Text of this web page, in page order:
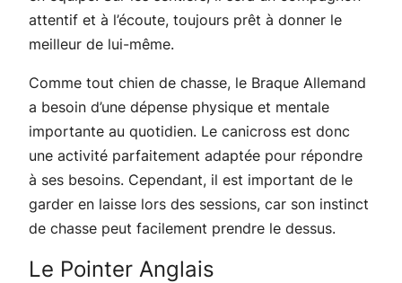
attentif et à l’écoute, toujours prêt à donner le
meilleur de lui-même.
Comme tout chien de chasse, le Braque Allemand
a besoin d’une dépense physique et mentale
importante au quotidien. Le canicross est donc
une activité parfaitement adaptée pour répondre
à ses besoins. Cependant, il est important de le
garder en laisse lors des sessions, car son instinct
de chasse peut facilement prendre le dessus.
Le Pointer Anglais